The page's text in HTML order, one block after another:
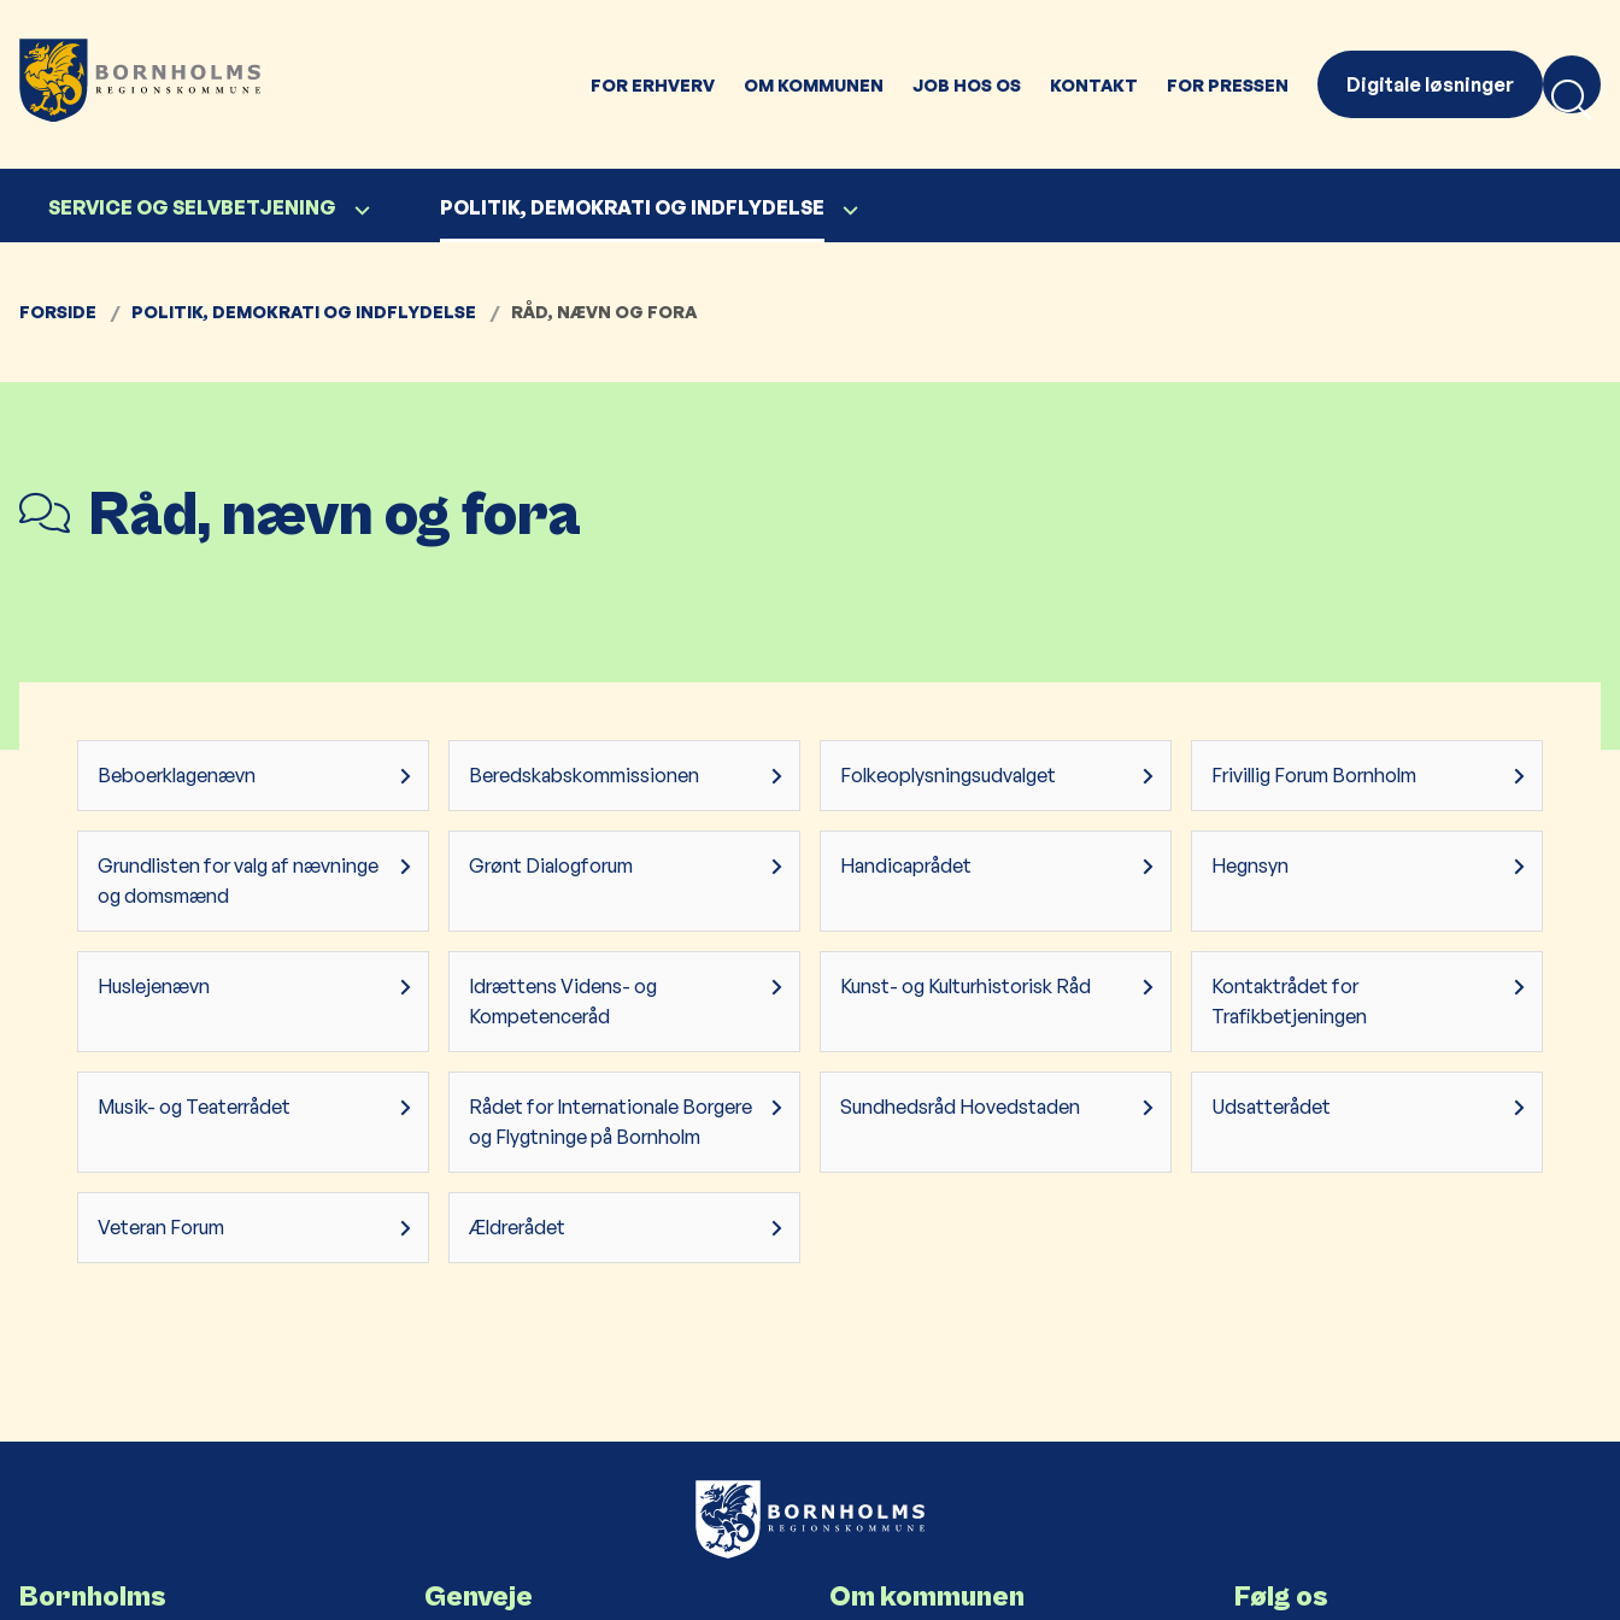
FOR ERHVERV OM KOMMUNEN JOB HOS OS KONTAKT FOR PRESSEN Digitale løsninger
SERVICE OG SELVBETJENING POLITIK, DEMOKRATI OG INDFLYDELSE
FORSIDE POLITIK, DEMOKRATI OG INDFLYDELSE RÅD, NÆVN OG FORA
Råd, nævn og fora
Beboerklagenævn Beredskabskommissionen Folkeoplysningsudvalget Frivillig Forum Bornholm
Grundlisten for valg af nævninge
og domsmænd
Grønt Dialogforum Handicaprådet Hegnsyn
Huslejenævn
Idrættens Videns- og
Kompetenceråd
Kunst- og Kulturhistorisk Råd
Kontaktrådet for
Trafikbetjeningen
Musik- og Teaterrådet
Rådet for Internationale Borgere
og Flygtninge på Bornholm
Sundhedsråd Hovedstaden Udsatterådet
Veteran Forum Ældrerådet
Bornholms Genveje Om kommunen Følg os